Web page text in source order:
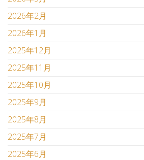
2026年2月
2026年1月
2025年12月
2025年11月
2025年10月
2025年9月
2025年8月
2025年7月
2025年6月